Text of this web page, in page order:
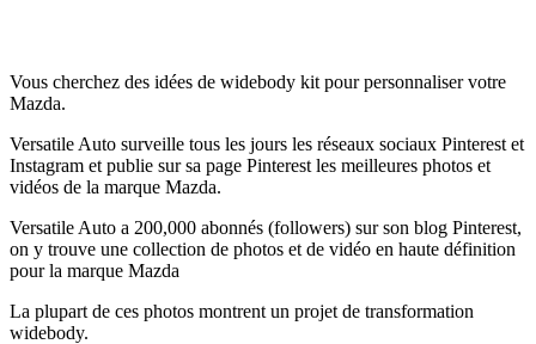
Vous cherchez des idées de widebody kit pour personnaliser votre
Mazda.
Versatile Auto surveille tous les jours les réseaux sociaux Pinterest et
Instagram et publie sur sa page Pinterest les meilleures photos et
vidéos de la marque Mazda.
Versatile Auto a 200,000 abonnés (followers) sur son blog Pinterest,
on y trouve une collection de photos et de vidéo en haute définition
pour la marque Mazda
La plupart de ces photos montrent un projet de transformation
widebody.